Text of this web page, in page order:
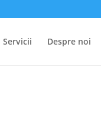
Servicii Despre noi